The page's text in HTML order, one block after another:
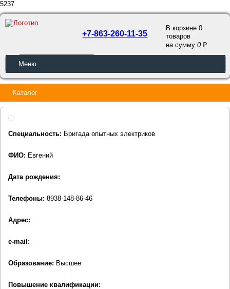
5237
ОБРАТНЫЙ ЗВОНОК
+7-863-260-11-35
В корзине 0
товаров
на сумму0
Меню
Каталог
Специальность: Бригада опытных электриков
ФИО: Евгений
Дата рождения:
Телефоны: 8938-148-86-46
Адрес:
e-mail:
Образование: Высшее
Повышение квалификации: